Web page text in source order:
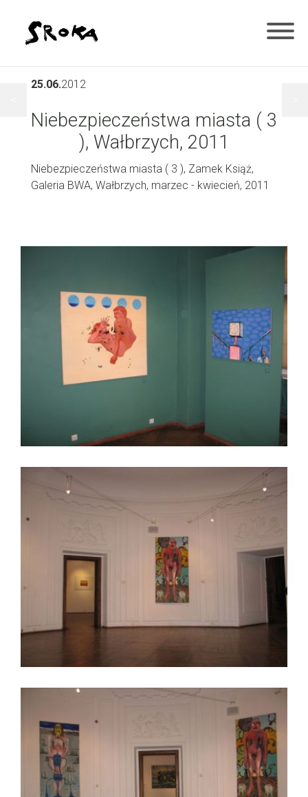
25.06.2012
Niebezpieczeństwa miasta ( 3
), Wałbrzych, 2011
Niebezpieczeństwa miasta ( 3 ), Zamek Książ,
Galeria BWA, Wałbrzych, marzec - kwiecień, 2011